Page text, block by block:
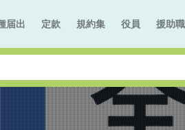
届出 定款 規約集 役員 援助